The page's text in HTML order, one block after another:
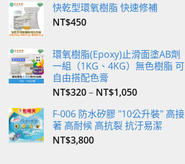
快乾型環氧樹脂 快速修補
NT$450
環氧樹脂(Epoxy)止滑面塗AB劑
一組（1KG、4KG）無色樹脂 可
自由搭配色膏
NT$320– NT$1,050
F-006 防水矽膠 "10公升裝" 高接
著 高耐候 高抗裂 抗汙易潔
NT$3,800